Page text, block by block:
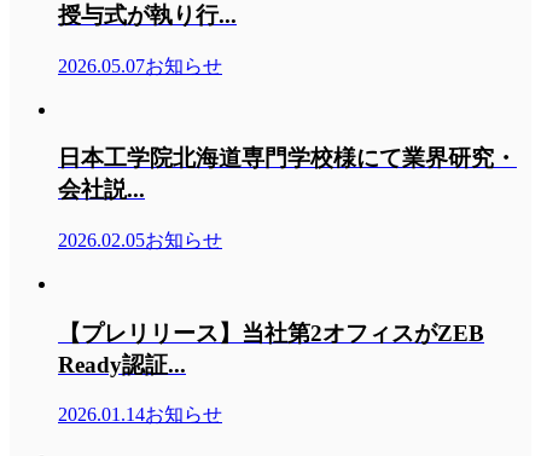
授与式が執り行...
2026.05.07お知らせ
日本工学院北海道専門学校様にて業界研究・
会社説...
2026.02.05お知らせ
【プレリリース】当社第2オフィスがZEB
Ready認証...
2026.01.14お知らせ